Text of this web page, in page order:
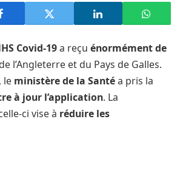
Covid-19a reçu énormément de
l’Angleterre et du Pays de Galles.
le ministère de la Santéa pris la
à jour l’application. La
ci vise à réduire les